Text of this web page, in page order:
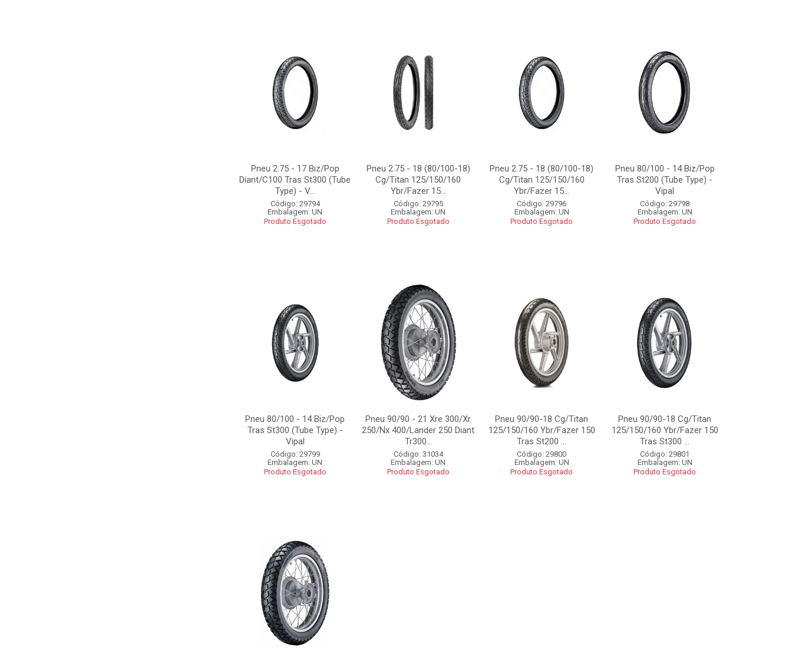
Pneu 2.75 - 17 Biz/Pop
Diant/C100 Tras St300 (Tube
Type) - V...
Código: 29794
Embalagem: UN
Produto Esgotado
Pneu 2.75 - 18 (80/100-18)
Cg/Titan 125/150/160
Ybr/Fazer 15...
Código: 29795
Embalagem: UN
Produto Esgotado
Pneu 2.75 - 18 (80/100-18)
Cg/Titan 125/150/160
Ybr/Fazer 15...
Código: 29796
Embalagem: UN
Produto Esgotado
Pneu 80/100 - 14 Biz/Pop
Tras St200 (Tube Type) -
Vipal
Código: 29798
Embalagem: UN
Produto Esgotado
Pneu 80/100 - 14 Biz/Pop
Tras St300 (Tube Type) -
Vipal
Código: 29799
Embalagem: UN
Produto Esgotado
Pneu 90/90 - 21 Xre 300/Xr
250/Nx 400/Lander 250 Diant
Tr300...
Código: 31034
Embalagem: UN
Produto Esgotado
Pneu 90/90-18 Cg/Titan
125/150/160 Ybr/Fazer 150
Tras St200 ...
Código: 29800
Embalagem: UN
Produto Esgotado
Pneu 90/90-18 Cg/Titan
125/150/160 Ybr/Fazer 150
Tras St300 ...
Código: 29801
Embalagem: UN
Produto Esgotado